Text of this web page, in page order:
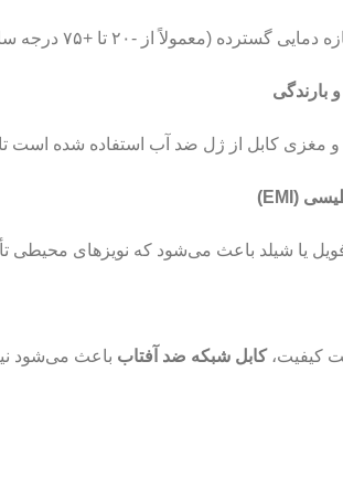
-۲۰ تا +۷۵ درجه سانتی‌گراد) بدون افت عملکرد کار کند.
مغزی کابل از ژل ضد آب استفاده شده است
کیفیت،کابل شبکه ضد آفتاب باعث می‌شود